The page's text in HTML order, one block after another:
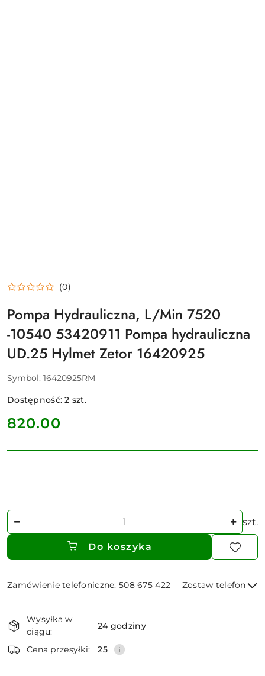
(0)
Pompa Hydrauliczna, L/Min 7520
-10540 53420911 Pompa hydrauliczna
UD.25 Hylmet Zetor 16420925
Symbol: 16420925RM
Dostępność:2 szt.
cena:
820.00
Ilość szt.
Do koszyka
Zamówienie telefoniczne: 508 675 422 Zostaw telefon
i
dostawa
Wysyłka w
ciągu:
24 godziny
Cena przesyłki: 25